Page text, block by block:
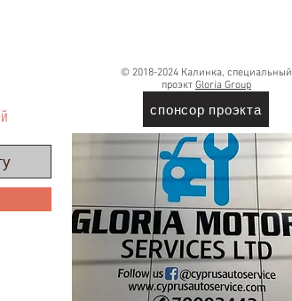
© 2018-2024 Калинка, специальный
проэкт Gloria Group
спонсор проэкта